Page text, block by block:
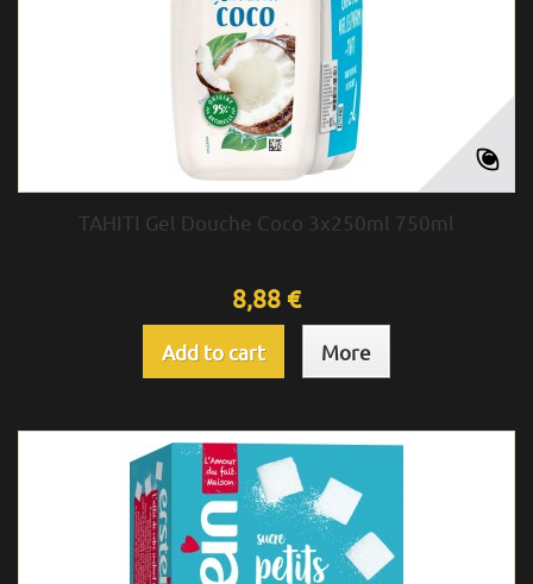
TAHITI Gel Douche Coco 3x250ml 750ml
8,88 €
Add to cart More